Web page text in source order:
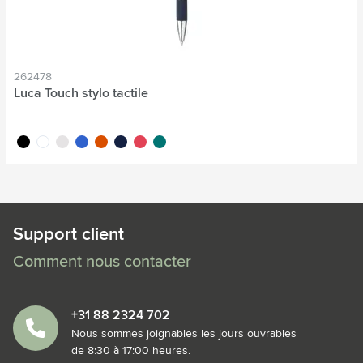
262478
Luca Touch stylo tactile
noir blancgris bleu orangebleu marine
rougevert foncé
Support client
Comment nous contacter
+31 88 2324 702
Nous sommes joignables les jours ouvrables
de 8:30 à 17:00 heures.